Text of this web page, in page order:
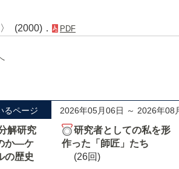
(2000)． PDF
るページ 2026年05月06日 ～ 2026年08
解研究
か―ケ
の歴史
研究者としての私を形
作った「師匠」たち
(26回)